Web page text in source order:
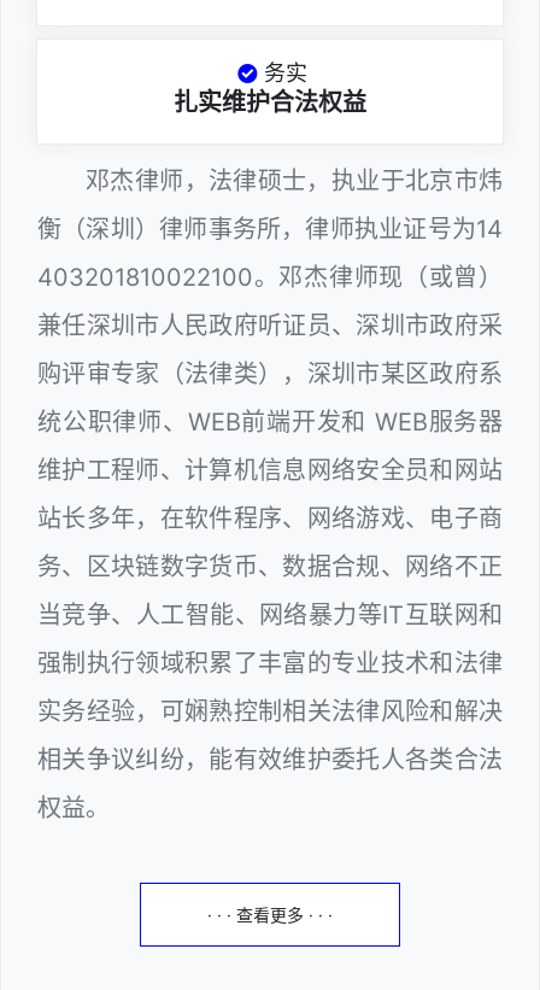
务实
扎实维护合法权益
邓杰律师，法律硕士，执业于北京市炜
衡（深圳）律师事务所，律师执业证号为14
403201810022100。邓杰律师现（或曾）
兼任深圳市人民政府听证员、深圳市政府采
购评审专家（法律类），深圳市某区政府系
统公职律师、WEB前端开发和 WEB服务器
维护工程师、计算机信息网络安全员和网站
站长多年，在软件程序、网络游戏、电子商
务、区块链数字货币、数据合规、网络不正
当竞争、人工智能、网络暴力等IT互联网和
强制执行领域积累了丰富的专业技术和法律
实务经验，可娴熟控制相关法律风险和解决
相关争议纠纷，能有效维护委托人各类合法
权益。
· · · 查看更多 · · ·